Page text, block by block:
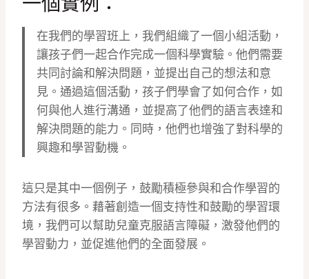
一個實例：
在我們的學習班上，我們組織了一個小組活動，
讓孩子們一起合作完成一個科學實驗。他們需要
共同討論和解決問題，並提出自己的想法和意
見。通過這個活動，孩子們學會了如何合作，如
何與他人進行溝通，並提高了他們的語言表達和
解決問題的能力。同時，他們也增強了對科學的
興趣和學習動機。
這只是其中一個例子，鼓勵積極參與和合作學習的
方法有很多。藉著創造一個支持性和鼓勵的學習環
境，我們可以幫助兒童克服語言障礙，激發他們的
學習動力，並促進他們的全面發展。